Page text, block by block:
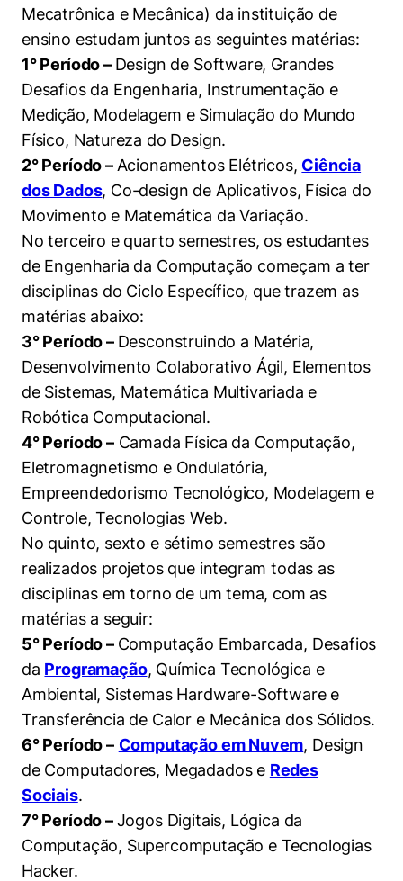
Mecatrônica e Mecânica) da instituição de
ensino estudam juntos as seguintes matérias:
1° Período – Design de Software, Grandes
Desafios da Engenharia, Instrumentação e
Medição, Modelagem e Simulação do Mundo
Físico, Natureza do Design.
2° Período – Acionamentos Elétricos, Ciência
dos Dados, Co-design de Aplicativos, Física do
Movimento e Matemática da Variação.
No terceiro e quarto semestres, os estudantes
de Engenharia da Computação começam a ter
disciplinas do Ciclo Específico, que trazem as
matérias abaixo:
3° Período – Desconstruindo a Matéria,
Desenvolvimento Colaborativo Ágil, Elementos
de Sistemas, Matemática Multivariada e
Robótica Computacional.
4° Período –Camada Física da Computação,
Eletromagnetismo e Ondulatória,
Empreendedorismo Tecnológico, Modelagem e
Controle, Tecnologias Web.
No quinto, sexto e sétimo semestres são
realizados projetos que integram todas as
disciplinas em torno de um tema, com as
matérias a seguir:
5° Período – Computação Embarcada, Desafios
da Programação, Química Tecnológica e
Ambiental, Sistemas Hardware-Software e
Transferência de Calor e Mecânica dos Sólidos.
6° Período – Computação em Nuvem, Design
de Computadores, Megadados e Redes
Sociais.
7° Período –Jogos Digitais, Lógica da
Computação, Supercomputação e Tecnologias
Hacker.